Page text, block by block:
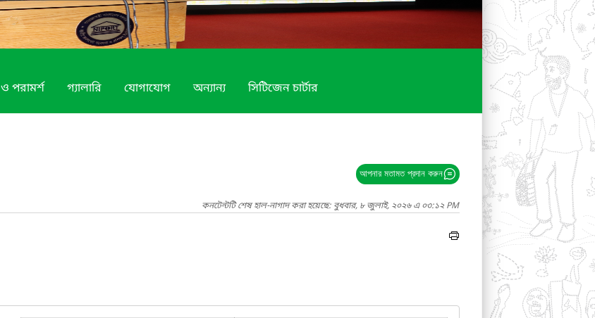
পরামর্শ গ্যালারি যোগাযোগ অন্যান্য সিটিজেন চার্টার
আপনার মতামত প্রদান করুন
কনটেন্টটি শেষ হাল-নাগাদ করা হয়েছে: বুধবার, ৮ জুলাই, ২০২৬ এ ০৩:১২ PM